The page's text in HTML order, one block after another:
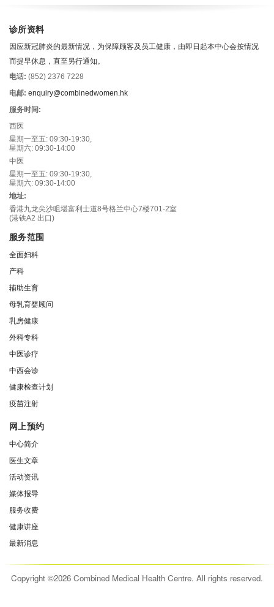
诊所资料
因应新冠肺炎的最新情况，为保障顾客及员工健康，由即日起本中心会按情况
而提早休息，直至另行通知。
电话: (852) 2376 7228
电邮: enquiry@combinedwomen.hk
服务时间:
西医
星期一至五: 09:30-19:30,
星期六: 09:30-14:00
中医
星期一至五: 09:30-19:30,
星期六: 09:30-14:00
地址:
香港九龙尖沙咀堪富利士道8号格兰中心7楼701-2室
(港铁A2 出口)
服务范围
全面妇科
产科
辅助生育
母乳育婴顾问
乳房健康
外科专科
中医诊疗
中西会诊
健康检查计划
疫苗注射
网上预约
中心简介
医生文章
活动资讯
媒体报导
服务收费
健康讲座
最新消息
Copyright ©2026 Combined Medical Health Centre. All rights reserved.